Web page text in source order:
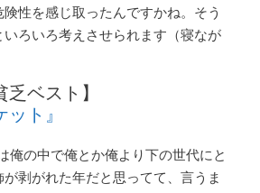
性を感じ取ったんですかね。そう
ろいろ考えさせられます（寝なが
乏ベスト】
ト』
俺の中で俺とか俺より下の世代にと
剥がれた年だと思ってて、言うま